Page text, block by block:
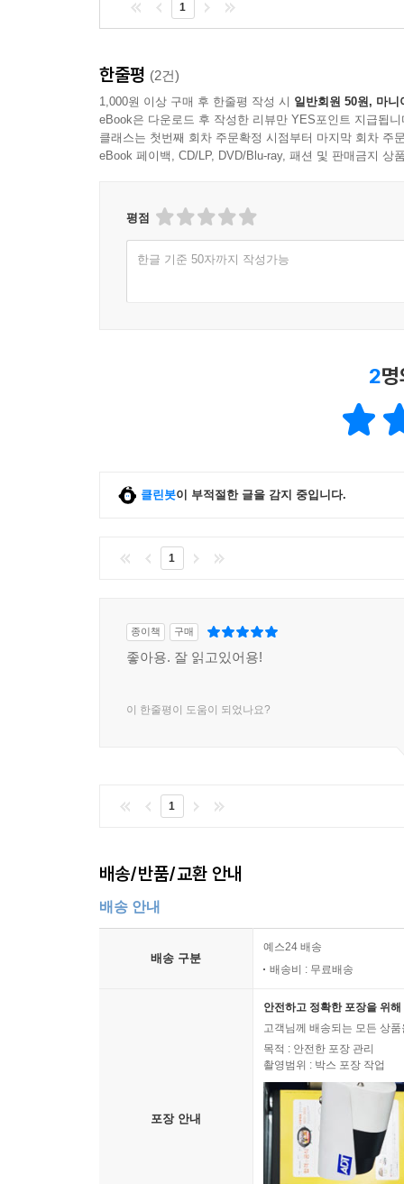
1
한줄평 (2건)
1,000원 이상 구매 후 한줄평 작성 시 일반회원 50원, 마니
eBook은 다운로드 후 작성한 리뷰만 YES포인트 지급됩니
클래스는 첫번째 회차 주문확정 시점부터 마지막 회차 주
eBook 페이백, CD/LP, DVD/Blu-ray, 패션 및 판매금지 상
평점
한글 기준 50자까지 작성가능
2
클린봇이 부적절한 글을 감지 중입니다.
1
종이책 구매
좋아용. 잘 읽고있어용!
이 한줄평이 도움이 되었나요?
1
배송/반품/교환 안내
배송 안내
배송 구분
예스24 배송
배송비 : 무료배송
포장 안내
안전하고 정확한 포장을 위
고객님께 배송되는 모든 상
목적 : 안전한 포장 관리
촬영범위 : 박스 포장 작업